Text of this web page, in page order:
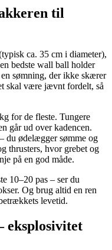
til
ca. 35 cm i diameter),
bedste wall ball holder
sømning, der ikke skærer
skal være jævnt fordelt, så
for de fleste. Tungere
går ud over kadencen.
du ødelægger sømme og
thrusters, hvor grebet og
på en god måde.
10–20 pas – ser du
Og brug altid en ren
levetid.
eksplosivitet